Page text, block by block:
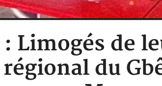
Limogés de
du